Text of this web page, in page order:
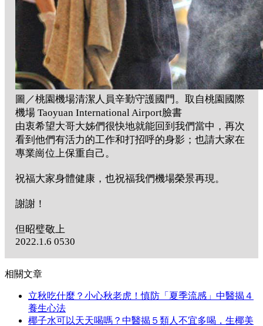
圖／桃園機場清潔人員辛勤守護國門。取自桃園國際
機場 Taoyuan International Airport臉書
由衷希望大哥大姊們很快地就能回到我們當中，再次
看到他們有活力的工作和打招呼的身影；也請大家在
專業崗位上保重自己。
祝福大家身體健康，也祝福我們機場榮景再現。
謝謝！
但昭璧敬上
2022.1.6 0530
相關文章
立秋吃什麼？小心秋老虎！慎防「夏季流感」中醫揭４
養生心法
椰子水可以天天喝嗎？中醫揭５類人不宜多喝，生椰美